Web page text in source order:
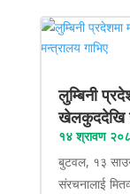
लुम्बिनी
खेलकुददेखि
१४ श्रावण
बुटवल, १३
संरचनालाई